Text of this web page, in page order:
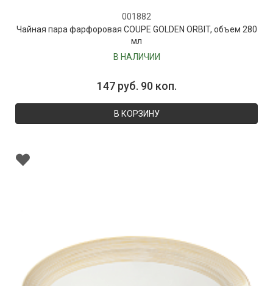
001882
Чайная пара фарфоровая COUPE GOLDEN ORBIT, объем 280
мл
В НАЛИЧИИ
147 руб. 90 коп.
В КОРЗИНУ